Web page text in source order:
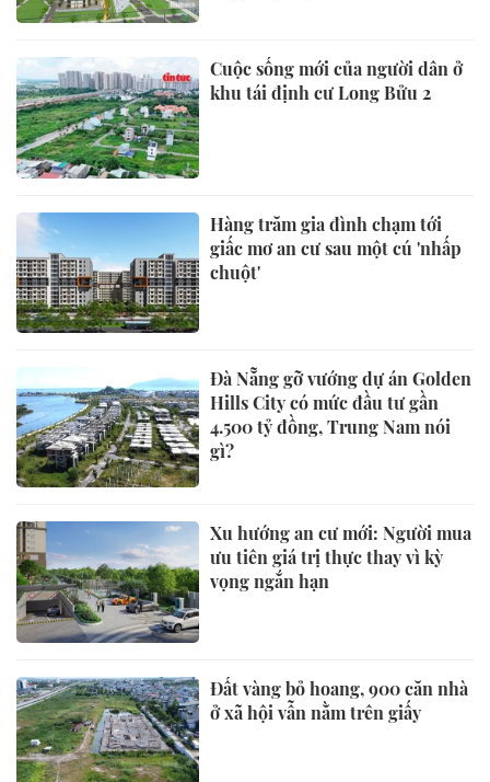
Cuộc sống mới của người dân ở
khu tái định cư Long Bửu 2
Hàng trăm gia đình chạm tới
giấc mơ an cư sau một cú 'nhấp
chuột'
Đà Nẵng gỡ vướng dự án Golden
Hills City có mức đầu tư gần
4.500 tỷ đồng, Trung Nam nói
gì?
Xu hướng an cư mới: Người mua
ưu tiên giá trị thực thay vì kỳ
vọng ngắn hạn
Đất vàng bỏ hoang, 900 căn nhà
ở xã hội vẫn nằm trên giấy